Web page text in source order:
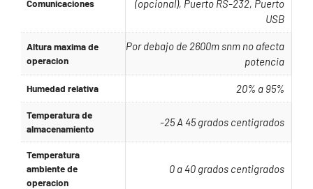
Comunicaciones
(opcional), Puerto RS-232, Puerto
USB
Altura maxima de
operacion
Por debajo de 2600m snm no afecta
potencia
Humedad relativa 20% a 95%
Temperatura de
almacenamiento
-25 A 45 grados centigrados
Temperatura
ambiente de
operacion
0 a 40 grados centigrados